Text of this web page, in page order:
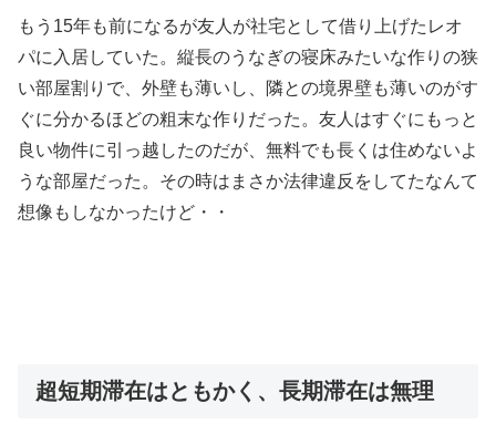
もう15年も前になるが友人が社宅として借り上げたレオ
パに入居していた。縦長のうなぎの寝床みたいな作りの狭
い部屋割りで、外壁も薄いし、隣との境界壁も薄いのがす
ぐに分かるほどの粗末な作りだった。友人はすぐにもっと
良い物件に引っ越したのだが、無料でも長くは住めないよ
うな部屋だった。その時はまさか法律違反をしてたなんて
想像もしなかったけど・・
超短期滞在はともかく、長期滞在は無理